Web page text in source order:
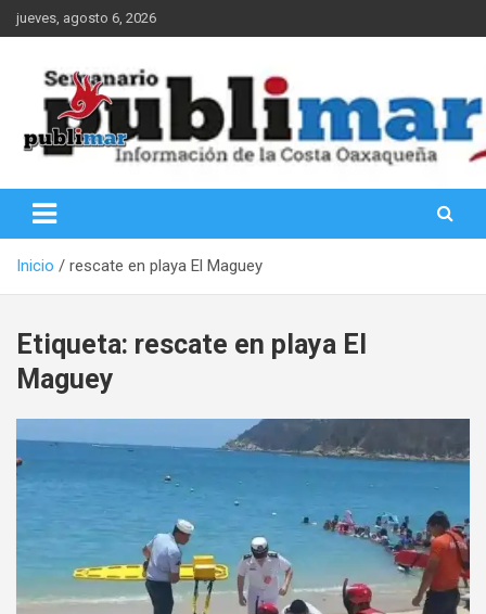
Saltar
al
jueves, agosto 6, 2026
PubliMar
Inicio rescate en playa El Maguey
Etiqueta: rescate en playa El
Maguey